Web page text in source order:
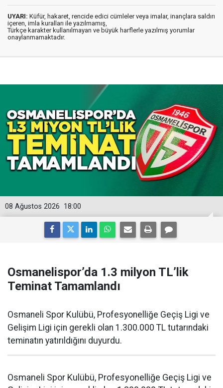
UYARI: Küfür, hakaret, rencide edici cümleler veya imalar, inançlara saldırı
içeren, imla kuralları ile yazılmamış,
Türkçe karakter kullanılmayan ve büyük harflerle yazılmış yorumlar
onaylanmamaktadır.
18:00
08 Ağustos 2026
Osmanelispor’da 1.3 milyon TL’lik
Teminat Tamamlandı
Osmaneli Spor Kulübü, Profesyonelliğe Geçiş Ligi ve
Gelişim Ligi için gerekli olan 1.300.000 TL tutarındaki
teminatın yatırıldığını duyurdu.
Osmaneli Spor Kulübü, Profesyonelliğe Geçiş Ligi ve